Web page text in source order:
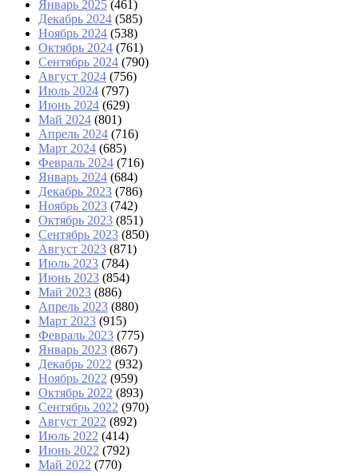
Январь 2025 (461)
Декабрь 2024 (585)
Ноябрь 2024 (538)
Октябрь 2024 (761)
Сентябрь 2024 (790)
Август 2024 (756)
Июль 2024 (797)
Июнь 2024 (629)
Май 2024 (801)
Апрель 2024 (716)
Март 2024 (685)
Февраль 2024 (716)
Январь 2024 (684)
Декабрь 2023 (786)
Ноябрь 2023 (742)
Октябрь 2023 (851)
Сентябрь 2023 (850)
Август 2023 (871)
Июль 2023 (784)
Июнь 2023 (854)
Май 2023 (886)
Апрель 2023 (880)
Март 2023 (915)
Февраль 2023 (775)
Январь 2023 (867)
Декабрь 2022 (932)
Ноябрь 2022 (959)
Октябрь 2022 (893)
Сентябрь 2022 (970)
Август 2022 (892)
Июль 2022 (414)
Июнь 2022 (792)
Май 2022 (770)